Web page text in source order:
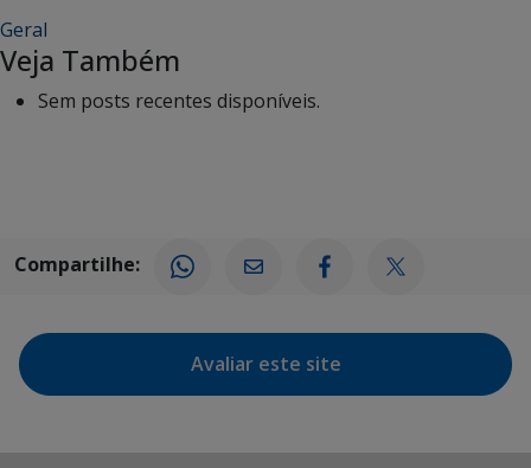
Geral
Veja Também
Sem posts recentes disponíveis.
Compartilhe:
Avaliar este site